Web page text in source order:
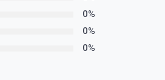
0%
0%
0%